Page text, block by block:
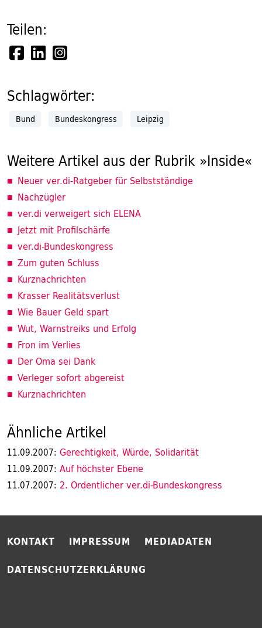
Teilen:
Schlagwörter:
Bund Bundeskongress Leipzig
Weitere Artikel aus der Rubrik »Inside«
Neuer ver.di-Ratgeber für Selbstständige
Nachzügler
ver.di verweigert sich ELENA
Jetzt mit Profilschärfe
ver.di-Bundeskongress
Zum guten Schluss
Kurznachrichten
Krasser Realitätsverlust
Wie Bauer Geld spart
Wut, Warnstreiks und Erfolg
Fron im Verlies
Der Oma sei Dank
Verleger sofort abgereist
Kurznachrichten
Ähnliche Artikel
11.09.2007: Gerechtigkeit, Würde, Solidarität
11.09.2007: Auf höchster Ebene
11.07.2007: 2. Ordentlicher ver.di-Bundeskongress
KONTAKT IMPRESSUM
MEDIADATEN
DATENSCHUTZERKLÄRUNG